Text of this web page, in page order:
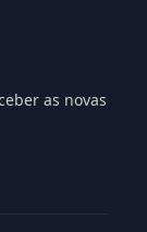
as novas